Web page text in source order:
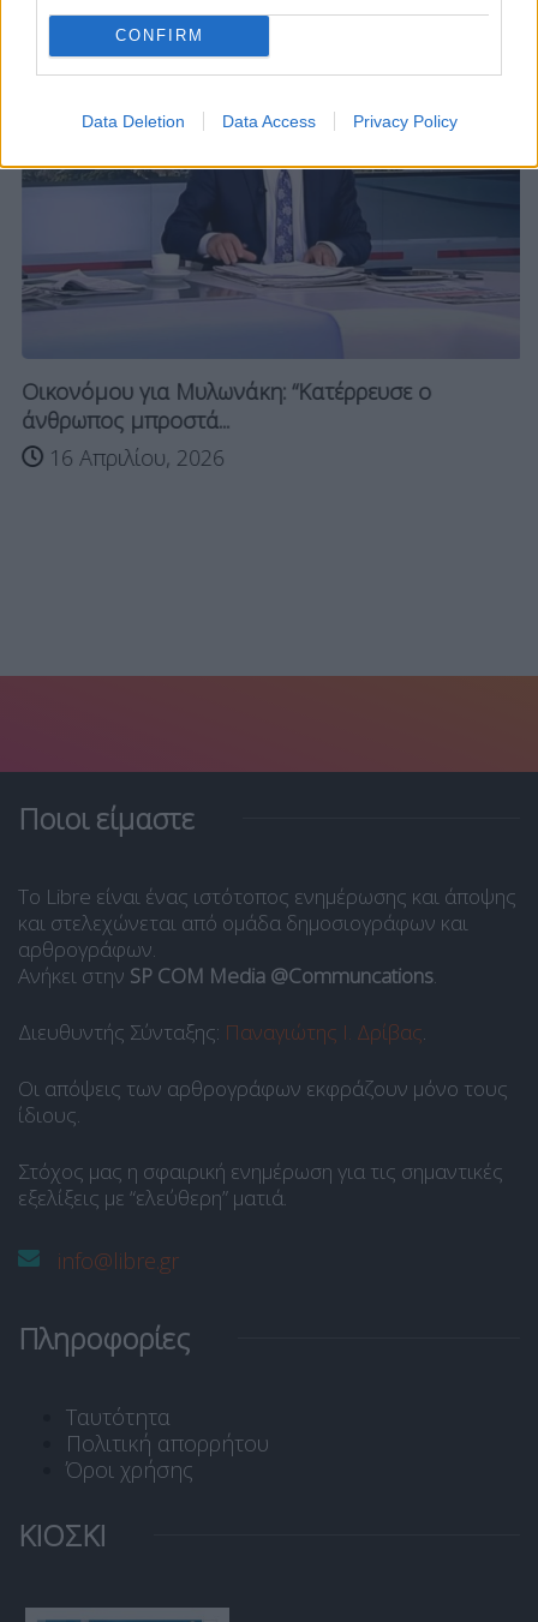
CONFIRM
Data Deletion Data Access Privacy Policy
Οικονόμου για Μυλωνάκη: “Κατέρρευσε ο
άνθρωπος μπροστά...
16 Απριλίου, 2026
Ποιοι είμαστε
Το Libre είναι ένας ιστότοπος ενημέρωσης και άποψης
και στελεχώνεται από ομάδα δημοσιογράφων και
αρθρογράφων.
Ανήκει στην SP COM Media @Communcations.
Διευθυντής Σύνταξης: Παναγιώτης Ι. Δρίβας.
Οι απόψεις των αρθρογράφων εκφράζουν μόνο τους
ίδιους.
Στόχος μας η σφαιρική ενημέρωση για τις σημαντικές
εξελίξεις με “ελεύθερη” ματιά.
info@libre.gr
Πληροφορίες
Ταυτότητα
Πολιτική απορρήτου
Όροι χρήσης
ΚΙΟΣΚΙ